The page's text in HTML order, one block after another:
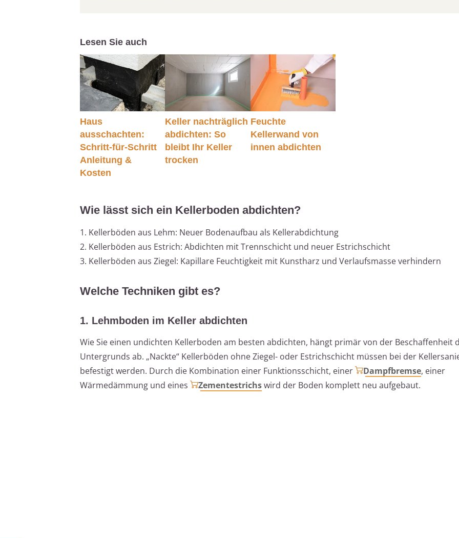
Lesen Sie auch
Haus
ausschachten:
Schritt-für-Schritt
Anleitung &
Kosten
Keller nachträglich
abdichten: So
bleibt Ihr Keller
trocken
Feuchte
Kellerwand von
innen abdichten
Wie lässt sich ein Kellerboden abdichten?
1. Kellerböden aus Lehm: Neuer Bodenaufbau als Kellerabdichtung
2. Kellerböden aus Estrich: Abdichten mit Trennschicht und neuer Estrichschicht
3. Kellerböden aus Ziegel: Kapillare Feuchtigkeit mit Kunstharz und Verlaufsmasse verhindern
Welche Techniken gibt es?
1. Lehmboden im Keller abdichten
Wie Sie einen undichten Kellerboden am besten abdichten, hängt primär von der Beschaffenheit
Untergrunds ab. „Nackte“ Kellerböden ohne Ziegel- oder Estrichschicht müssen bei der
befestigt werden. Durch die Kombination einer Funktionsschicht, einer
Dampfbremse, einer
Wärmedämmung und eines
Zementestrichswird der Boden komplett neu aufgebaut.